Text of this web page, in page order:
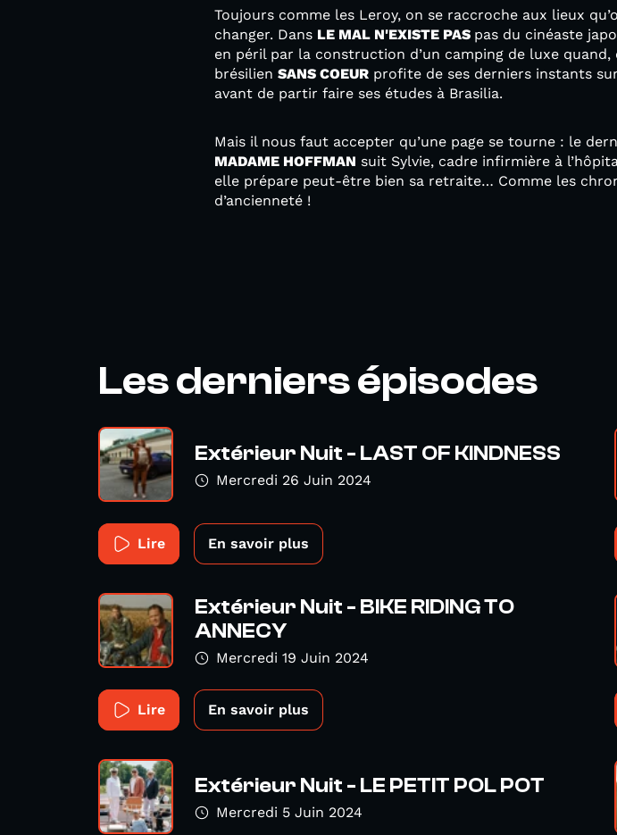
Toujours comme les Leroy, on se raccroche aux lieux
changer. Dans LE MAL N'EXISTE PAS pas du cinéaste
en péril par la construction d’un camping de luxe
brésilien SANS COEUR profite de ses derniers instants
avant de partir faire ses études à Brasilia.
Mais il nous faut accepter qu’une page se tourne : le
MADAME HOFFMAN suit Sylvie, cadre infirmière à
elle prépare peut-être bien sa retraite… Comme les
d’ancienneté !
Les derniers épisodes
Extérieur Nuit - LAST OF KINDNESS
Mercredi 26 Juin 2024
Lire En savoir plus
Extérieur Nuit - BIKE RIDING TO
ANNECY
Mercredi 19 Juin 2024
Lire En savoir plus
Extérieur Nuit - LE PETIT POL POT
Mercredi 5 Juin 2024